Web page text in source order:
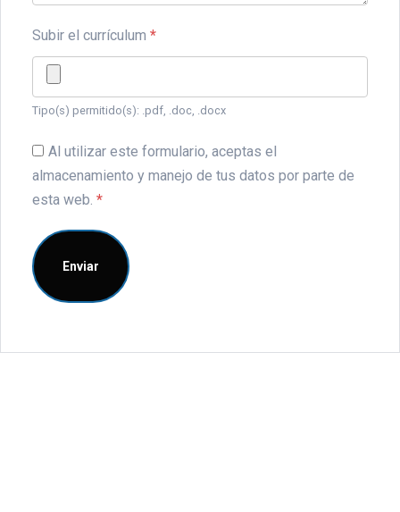
Subir el currículum *
Tipo(s) permitido(s): .pdf, .doc, .docx
Al utilizar este formulario, aceptas el
almacenamiento y manejo de tus datos por parte de
esta web. *